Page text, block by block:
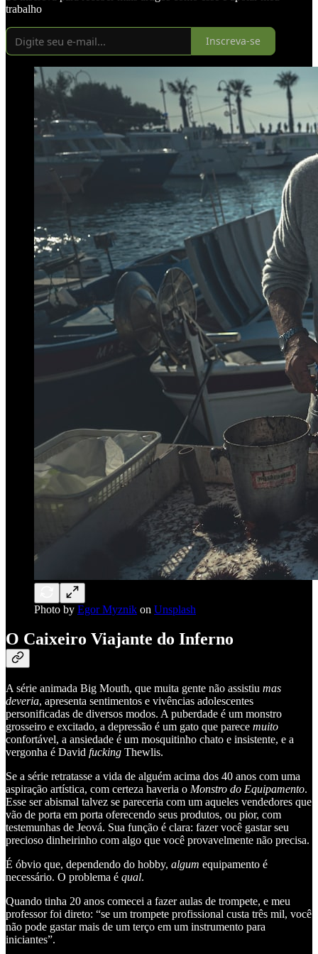
trabalho
Inscreva-se
Photo by Egor Myznik on Unsplash
O Caixeiro Viajante do Inferno
A série animada Big Mouth, que muita gente não assistiu mas
deveria, apresenta sentimentos e vivências adolescentes
personificadas de diversos modos. A puberdade é um monstro
grosseiro e excitado, a depressão é um gato que parece muito
confortável, a ansiedade é um mosquitinho chato e insistente, e a
vergonha é David fucking Thewlis.
Se a série retratasse a vida de alguém acima dos 40 anos com uma
aspiração artística, com certeza haveria o Monstro do Equipamento.
Esse ser abismal talvez se pareceria com um aqueles vendedores que
vão de porta em porta oferecendo seus produtos, ou pior, com
testemunhas de Jeová. Sua função é clara: fazer você gastar seu
precioso dinheirinho com algo que você provavelmente não precisa.
É óbvio que, dependendo do hobby, algum equipamento é
necessário. O problema é qual.
Quando tinha 20 anos comecei a fazer aulas de trompete, e meu
professor foi direto: “se um trompete profissional custa três mil, você
não pode gastar mais de um terço em um instrumento para
iniciantes”.